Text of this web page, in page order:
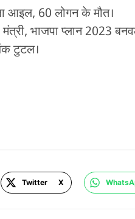
आइल, 60 लोगन के मौत।
भाजपा प्लान 2023
टुटल।
Twitter X